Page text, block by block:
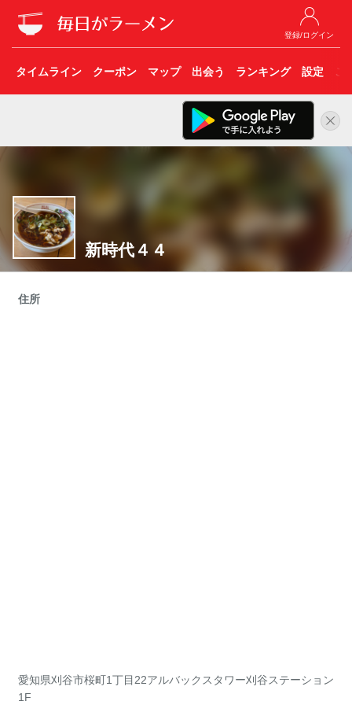
登録/ログイン
タイムライン クーポン マップ 出会う ランキング 設定 こ
新時代４４
住所
愛知県刈谷市桜町1丁目22アルバックスタワー刈谷ステーション
1F